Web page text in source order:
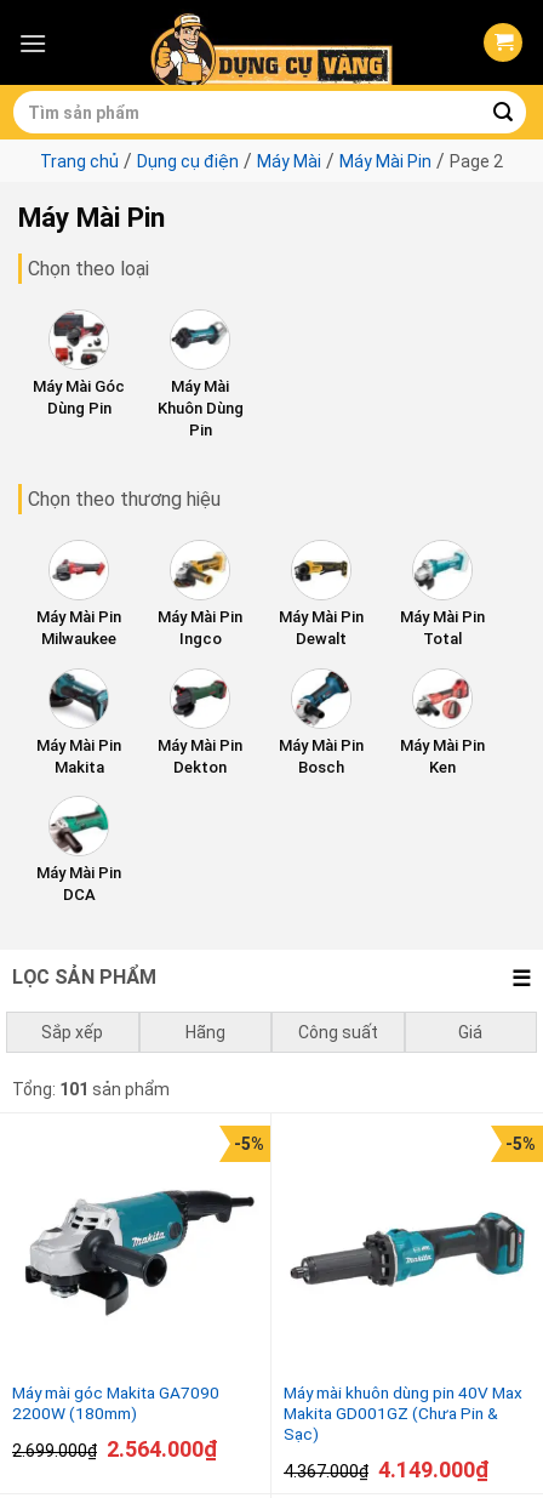
Tìm
kiếm:
Trang chủ / Dụng cụ điện / Máy Mài / Máy Mài Pin / Page 2
Máy Mài Pin
Chọn theo loại
Máy Mài Góc
Dùng Pin
Máy Mài
Khuôn Dùng
Pin
Chọn theo thương hiệu
Máy Mài Pin
Milwaukee
Máy Mài Pin
Ingco
Máy Mài Pin
Dewalt
Máy Mài Pin
Total
Máy Mài Pin
Makita
Máy Mài Pin
Dekton
Máy Mài Pin
Bosch
Máy Mài Pin
Ken
Máy Mài Pin
DCA
LỌC SẢN PHẨM
Sắp xếp
Mặc định
Hãng
Bosch
Milwaukee
Công suất
0 - 750w
Giá
0₫-1.000.000₫
₫
10.000.000₫-9.800.000₫
Tổng: 101 sản phẩm
Máy mài góc Makita GA7090
2200W (180mm)
2.699.000₫
-5%
2.564.000₫
Máy mài khuôn dùng pin 40V Max
Makita GD001GZ (Chưa Pin &
Sạc)
4.367.000₫
-5%
4.149.000₫